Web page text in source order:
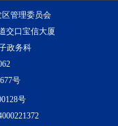
管理委员会
交口宝信大厦
政务科
号
号